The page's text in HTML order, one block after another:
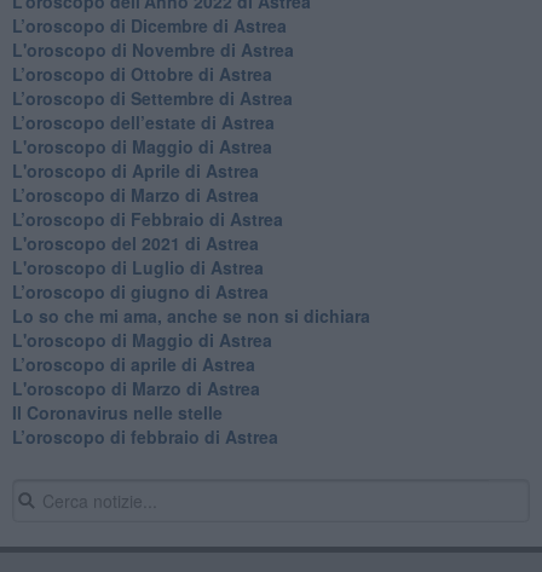
​L’oroscopo di Dicembre di Astrea
L'oroscopo di Novembre di Astrea
​L’oroscopo di Ottobre di Astrea
​L’oroscopo di Settembre di Astrea
L’oroscopo dell’estate di Astrea
L'oroscopo di Maggio di Astrea
L'oroscopo di Aprile di Astrea
​L’oroscopo di Marzo di Astrea
​L’oroscopo di Febbraio di Astrea
L'oroscopo del 2021 di Astrea
L'oroscopo di Luglio di Astrea
​L’oroscopo di giugno di Astrea
​Lo so che mi ama, anche se non si dichiara
L'oroscopo di Maggio di Astrea
​L’oroscopo di aprile di Astrea
L'oroscopo di Marzo di Astrea
Il Coronavirus nelle stelle
​L’oroscopo di febbraio di Astrea